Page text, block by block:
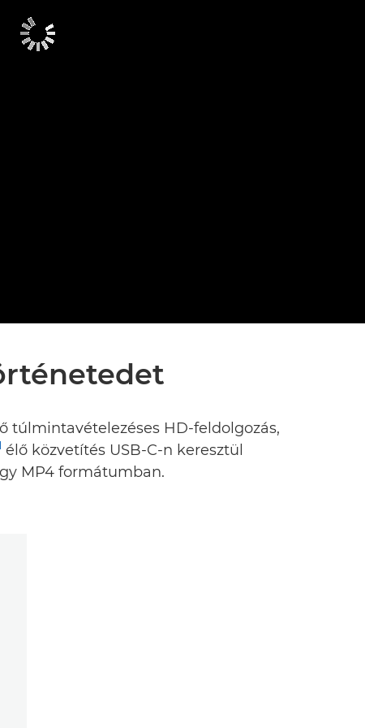
túlmintavételezéses HD-feldolgozás,
élő közvetítés USB-C-n keresztül
MP4 formátumban.